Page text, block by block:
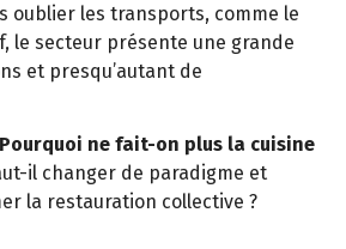
oublier les transports, comme le
le secteur présente une grande
et presqu’autant de
Pourquoi ne fait-on plus la cuisine
il changer de paradigme et
la restauration collective ?